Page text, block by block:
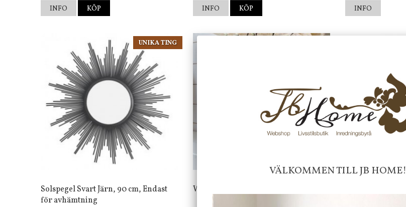
INFO KÖP INFO KÖP INFO
UNIKA TING
Solspegel Svart Järn, 90 cm, Endast
för avhämtning
Wood Vase, Kruka Mandala
VÄLKOMMEN TILL JB HOME!